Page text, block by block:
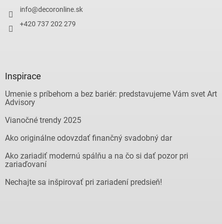
info@decoronline.sk
+420 737 202 279
Inspirace
Umenie s príbehom a bez bariér: predstavujeme Vám svet Art
Advisory
Vianočné trendy 2025
Ako originálne odovzdať finančný svadobný dar
Ako zariadiť modernú spálňu a na čo si dať pozor pri
zariaďovaní
Nechajte sa inšpirovať pri zariadení predsieň!